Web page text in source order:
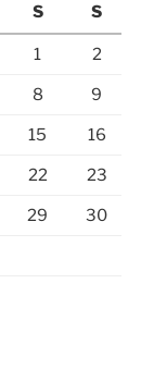
S S
1 2
8 9
15 16
22 23
29 30